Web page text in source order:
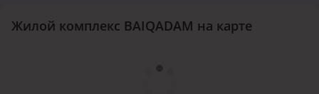
Жилой комплекс BAIQADAM на карте